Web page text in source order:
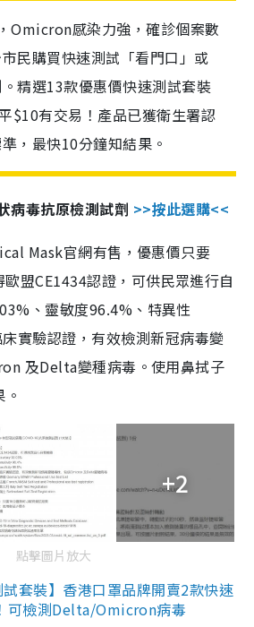
Omicron感染力強，確診個案數
民購買快速測試「看門口」或
精選13款優惠價快速測試套裝
$10有交易！產品已獲衛生署認
，最快10分鐘知結果。
病毒抗原檢測試劑 >>按此選購<<
Mask官網有售，優惠價只要
盟CE1434認證，可供民眾進行自
、靈敏度96.4%、特異性
實驗認證，有效檢測新冠病毒變
及Delta變種病毒。使用鼻拭子
+2
點擊圖片放大
套裝】香港口罩品牌開賣2款快速
可檢測Delta/Omicron病毒